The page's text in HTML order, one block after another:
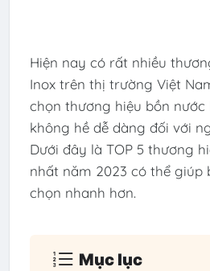
Hiện nay có rất nhiều
Inox trên thị trường Việt
chọn thương hiệu bồn
không hề dễ dàng đối với
Dưới đây là TOP 5 thương
nhất năm 2023 có thể giúp
chọn nhanh hơn.
Mục lục